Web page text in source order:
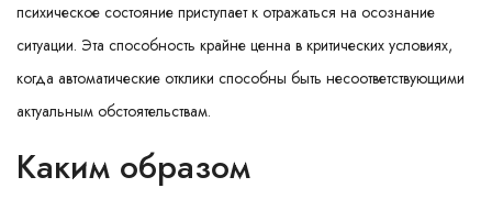
психическое состояние приступает к отражаться на осознание
ситуации. Эта способность крайне ценна в критических условиях,
когда автоматические отклики способны быть несоответствующими
актуальным обстоятельствам.
Каким образом